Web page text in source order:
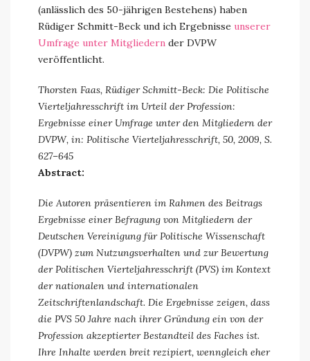
(anlässlich des 50-jährigen Bestehens) haben
Rüdiger Schmitt-Beck und ich Ergebnisse unserer
Umfrage unter Mitgliedern der DVPW
veröffentlicht.
Thorsten Faas, Rüdiger Schmitt-Beck: Die Politische
Vierteljahresschrift im Urteil der Profession:
Ergebnisse einer Umfrage unter den Mitgliedern der
DVPW, in: Politische Vierteljahresschrift, 50, 2009, S.
627–645
Abstract:
Die Autoren präsentieren im Rahmen des Beitrags
Ergebnisse einer Befragung von Mitgliedern der
Deutschen Vereinigung für Politische Wissenschaft
(DVPW) zum Nutzungsverhalten und zur Bewertung
der Politischen Vierteljahresschrift (PVS) im Kontext
der nationalen und internationalen
Zeitschriftenlandschaft. Die Ergebnisse zeigen, dass
die PVS 50 Jahre nach ihrer Gründung ein von der
Profession akzeptierter Bestandteil des Faches ist.
Ihre Inhalte werden breit rezipiert, wenngleich eher